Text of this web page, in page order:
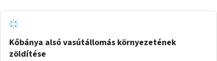
gyerekek bevonására is. A program pilot jelleggel indulna,
több korosztály számára.
Kőbánya alsó vasútállomás környezetének
zöldítése